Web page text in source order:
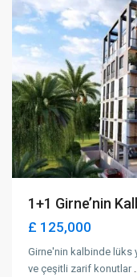
1+1 Girne’nin
£ 125,000
Girne'nin kalbinde lüks
ve çeşitli zarif konutlar